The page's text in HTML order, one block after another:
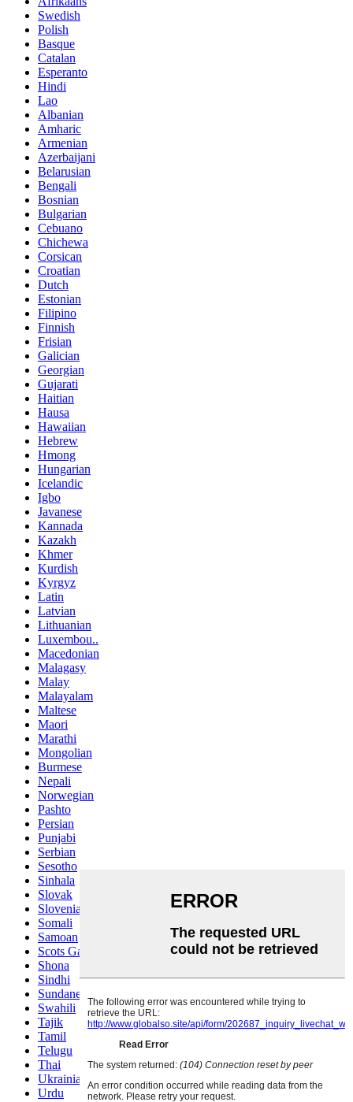
Swedish
Polish
Basque
Catalan
Esperanto
Hindi
Lao
Albanian
Amharic
Armenian
Azerbaijani
Belarusian
Bengali
Bosnian
Bulgarian
Cebuano
Chichewa
Corsican
Croatian
Dutch
Estonian
Filipino
Finnish
Frisian
Galician
Georgian
Gujarati
Haitian
Hausa
Hawaiian
Hebrew
Hmong
Hungarian
Icelandic
Igbo
Javanese
Kannada
Kazakh
Khmer
Kurdish
Kyrgyz
Latin
Latvian
Lithuanian
Luxembou..
Macedonian
Malagasy
Malay
Malayalam
Maltese
Maori
Marathi
Mongolian
Burmese
Nepali
Norwegian
Pashto
Persian
Punjabi
Serbian
Sesotho
Sinhala
Slovak
Slovenian
Somali
Samoan
Scots Gaelic
Shona
Sindhi
Sundanese
Swahili
Tajik
Tamil
Telugu
Thai
Ukrainian
Urdu